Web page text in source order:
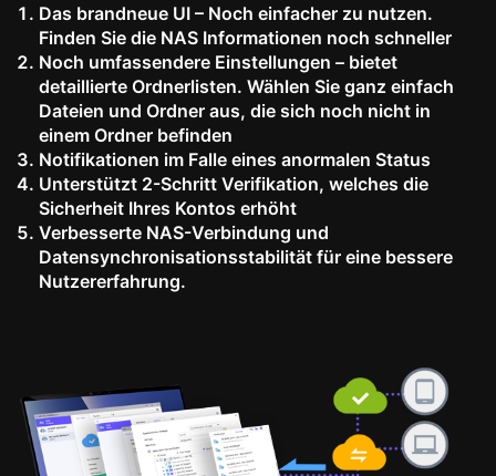
Das brandneue UI – Noch einfacher zu nutzen.
Finden Sie die NAS Informationen noch schneller
Noch umfassendere Einstellungen – bietet
detaillierte Ordnerlisten. Wählen Sie ganz einfach
Dateien und Ordner aus, die sich noch nicht in
einem Ordner befinden
Notifikationen im Falle eines anormalen Status
Unterstützt 2-Schritt Verifikation, welches die
Sicherheit Ihres Kontos erhöht
Verbesserte NAS-Verbindung und
Datensynchronisationsstabilität für eine bessere
Nutzererfahrung.